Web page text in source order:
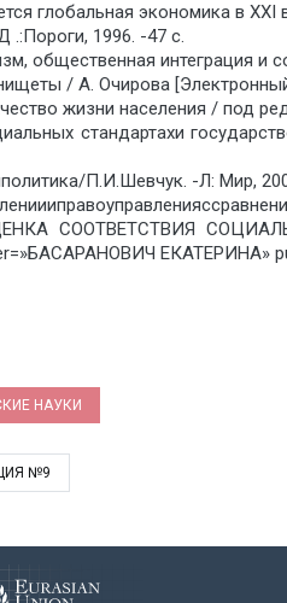
глобальная экономика в
.:Пороги, 1996. -47 с.
общественная интеграция
/ А. Очирова
жизни населения / под
стандартахи
П.И.Шевчук. -Л: Мир,
СООТВЕТСТВИЯ
ЕКАТЕРИНА»
НАУКИ
№9